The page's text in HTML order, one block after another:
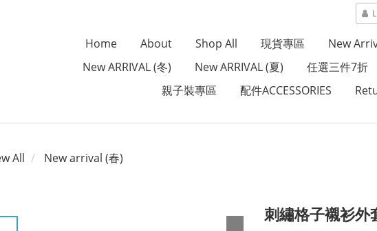
Home About Shop All 現貨專區 New
New ARRIVAL (冬)
New ARRIVAL (夏) 任選三件7折
親子裝專區
配件ACCESSORIES
All New arrival (春)
刺繡格子襯衫外